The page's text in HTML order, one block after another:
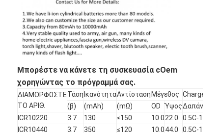
Μπορέστε να κάνετε τη συσκευασία cOem
χορηγώντας το πρόγραμμά σας.
ΔΙΑΜΟΡΦΩΣΤΕ
ΤΟ ΑΡΙΘ.
Τάση ΙκανότηταΑντίσταση Μέγεθος
(β)
(mAh) (mΩ) OD ΎψοςΔαπάνη
ICR10220
3.7 130 ≤150 10.022.0 0.5C-1C
ICR10440
3.7 350 ≤120 10.044.0 0.5C-1C